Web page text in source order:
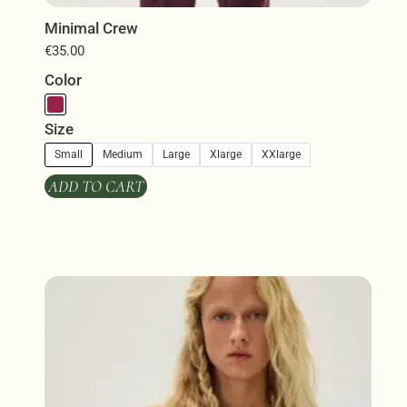
Minimal Crew
€35.00
Color
Size
Small Medium Large Xlarge XXlarge
ADD TO CART
προϊόν
πολλαπλές